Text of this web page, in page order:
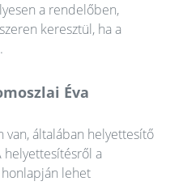
a rendelőben,
keresztül, ha a
Éva
van, általában helyettesítő
helyettesítésről a
lehet